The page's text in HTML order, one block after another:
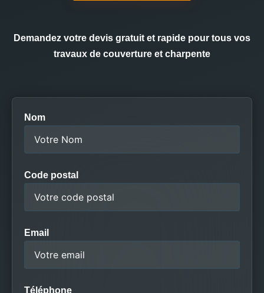
Demandez votre devis gratuit et rapide pour tous vos
travaux de couverture et charpente
Nom
Code postal
Email
Téléphone